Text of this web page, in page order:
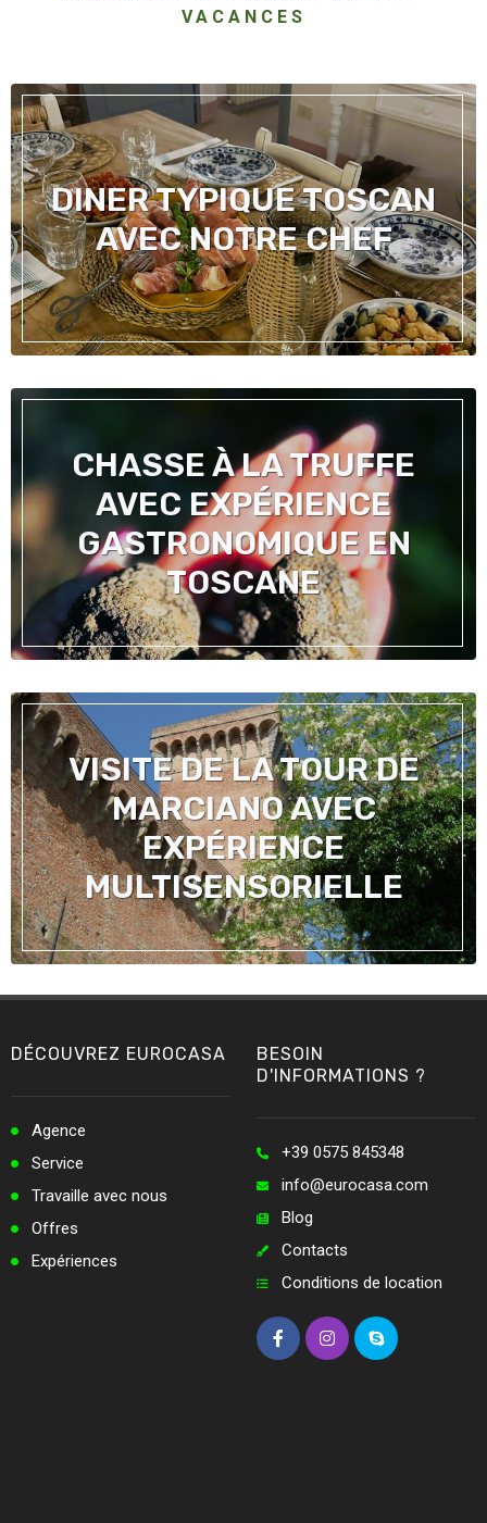
VACANCES
DINER TYPIQUE TOSCAN
AVEC NOTRE CHEF
CHASSE À LA TRUFFE
AVEC EXPÉRIENCE
GASTRONOMIQUE EN
TOSCANE
VISITE DE LA TOUR DE
MARCIANO AVEC
EXPÉRIENCE
MULTISENSORIELLE
DÉCOUVREZ EUROCASA
Agence
Service
Travaille avec nous
Offres
Expériences
BESOIN
D'INFORMATIONS ?
+39 0575 845348
info@eurocasa.com
Blog
Contacts
Conditions de location